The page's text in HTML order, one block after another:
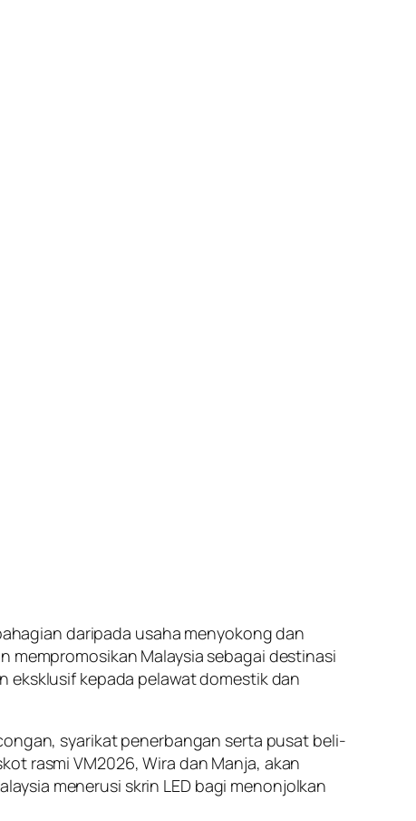
daripada usaha menyokong dan
mempromosikan Malaysia sebagai destinasi
eksklusif kepada pelawat domestik dan
syarikat penerbangan serta pusat beli-
rasmi VM2026, Wira dan Manja, akan
menerusi skrin LED bagi menonjolkan